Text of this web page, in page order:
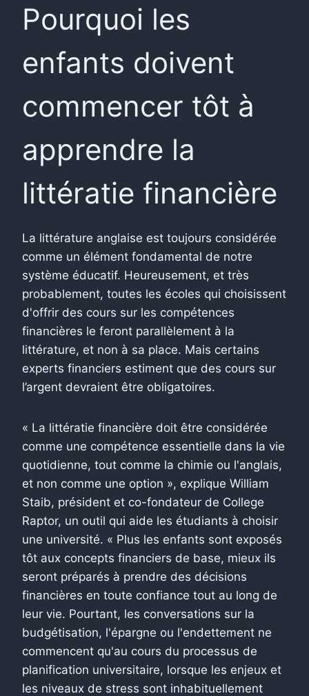
Pourquoi les
enfants doivent
commencer tôt à
apprendre la
littératie financière
La littérature anglaise est toujours considérée
comme un élément fondamental de notre
système éducatif. Heureusement, et très
probablement, toutes les écoles qui choisissent
d'offrir des cours sur les compétences
financières le feront parallèlement à la
littérature, et non à sa place. Mais certains
experts financiers estiment que des cours sur
l’argent devraient être obligatoires.
« La littératie financière doit être considérée
comme une compétence essentielle dans la vie
quotidienne, tout comme la chimie ou l'anglais,
et non comme une option », explique William
Staib, président et co-fondateur de College
Raptor, un outil qui aide les étudiants à choisir
une université. « Plus les enfants sont exposés
tôt aux concepts financiers de base, mieux ils
seront préparés à prendre des décisions
financières en toute confiance tout au long de
leur vie. Pourtant, les conversations sur la
budgétisation, l'épargne ou l'endettement ne
commencent qu'au cours du processus de
planification universitaire, lorsque les enjeux et
les niveaux de stress sont inhabituellement